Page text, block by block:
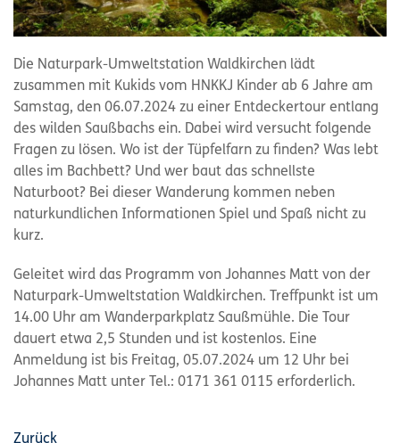
Die Naturpark-Umweltstation Waldkirchen lädt
zusammen mit Kukids vom HNKKJ Kinder ab 6 Jahre am
Samstag, den 06.07.2024 zu einer Entdeckertour entlang
des wilden Saußbachs ein. Dabei wird versucht folgende
Fragen zu lösen. Wo ist der Tüpfelfarn zu finden? Was lebt
alles im Bachbett? Und wer baut das schnellste
Naturboot? Bei dieser Wanderung kommen neben
naturkundlichen Informationen Spiel und Spaß nicht zu
kurz.
Geleitet wird das Programm von Johannes Matt von der
Naturpark-Umweltstation Waldkirchen. Treffpunkt ist um
14.00 Uhr am Wanderparkplatz Saußmühle. Die Tour
dauert etwa 2,5 Stunden und ist kostenlos. Eine
Anmeldung ist bis Freitag, 05.07.2024 um 12 Uhr bei
Johannes Matt unter Tel.: 0171 361 0115 erforderlich.
Zurück